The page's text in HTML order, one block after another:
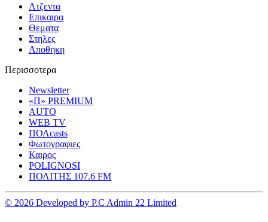
Ατζεντα
Επικαιρα
Θεματα
Στηλες
Αποθηκη
Περισσοτερα
Newsletter
«Π» PREMIUM
AUTO
WEB TV
ΠΟΛcasts
Φωτογραφιες
Καιρος
POLIGNOSI
ΠΟΛΙΤΗΣ 107.6 FM
© 2026 Developed by P.C Admin 22 Limited